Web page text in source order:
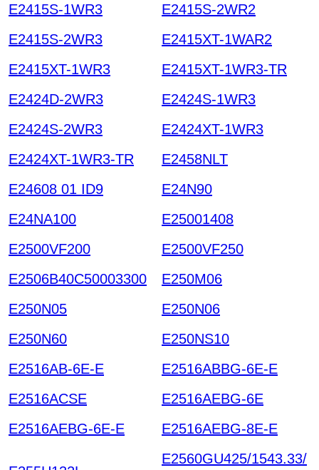
E2415S-1WR3
E2415S-2WR2
E2415S-2WR3
E2415XT-1WAR2
E2415XT-1WR3
E2415XT-1WR3-TR
E2424D-2WR3
E2424S-1WR3
E2424S-2WR3
E2424XT-1WR3
E2424XT-1WR3-TR
E2458NLT
E24608 01 ID9
E24N90
E24NA100
E25001408
E2500VF200
E2500VF250
E2506B40C50003300
E250M06
E250N05
E250N06
E250N60
E250NS10
E2516AB-6E-E
E2516ABBG-6E-E
E2516ACSE
E2516AEBG-6E
E2516AEBG-6E-E
E2516AEBG-8E-E
E2560GU425/1543.33/